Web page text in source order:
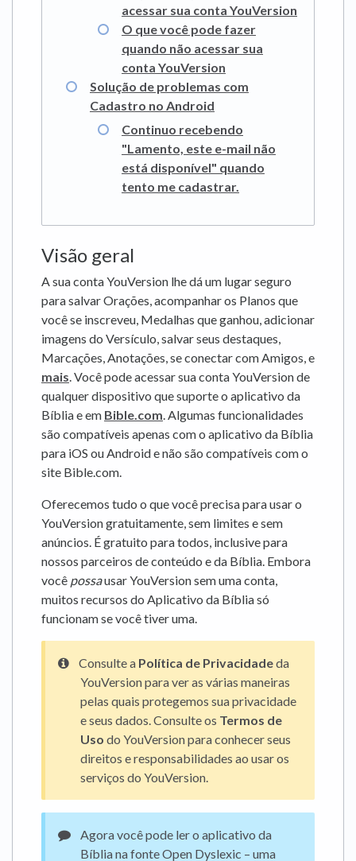
acessar sua conta YouVersion
O que você pode fazer
quando não acessar sua
conta YouVersion
Solução de problemas com
Cadastro no Android
Continuo recebendo
"Lamento, este e-mail não
está disponível" quando
tento me cadastrar.
Visão geral
A sua conta YouVersion lhe dá um lugar seguro
para salvar Orações, acompanhar os Planos que
você se inscreveu, Medalhas que ganhou, adicionar
imagens do Versículo, salvar seus destaques,
Marcações, Anotações, se conectar com Amigos, e
mais. Você pode acessar sua conta YouVersion de
qualquer dispositivo que suporte o aplicativo da
Bíblia e em Bible.com. Algumas funcionalidades
são compatíveis apenas com o aplicativo da Bíblia
para iOS ou Android e não são compatíveis com o
site Bible.com.
Oferecemos tudo o que você precisa para usar o
YouVersion gratuitamente, sem limites e sem
anúncios. É gratuito para todos, inclusive para
nossos parceiros de conteúdo e da Bíblia. Embora
você possausar YouVersion sem uma conta,
muitos recursos do Aplicativo da Bíblia só
funcionam se você tiver uma.
Consulte a Política de Privacidadeda
YouVersion para ver as várias maneiras
pelas quais protegemos sua privacidade
e seus dados. Consulte os Termos de
Uso do YouVersion para conhecer seus
direitos e responsabilidades ao usar os
serviços do YouVersion.
Agora você pode ler o aplicativo da
Bíblia na fonte Open Dyslexic – uma